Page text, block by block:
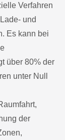
Verfahren
und
Es kann bei
über 80% der
unter Null
der